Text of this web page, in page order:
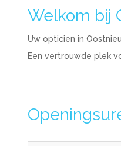
Welkom bij
Uw opticien in
Een vertrouwde plek